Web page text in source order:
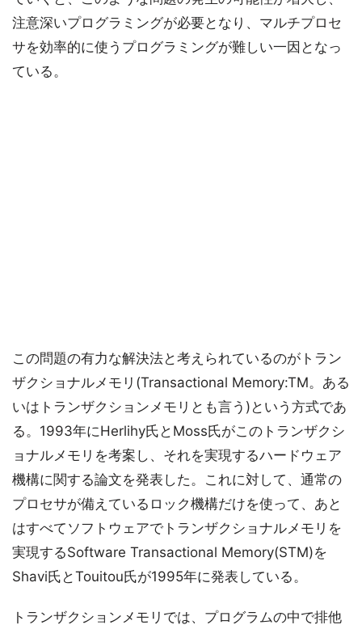
注意深いプログラミングが必要となり、マルチプロセ
サを効率的に使うプログラミングが難しい一因となっ
ている。
この問題の有力な解決法と考えられているのがトラン
ザクショナルメモリ(Transactional Memory:TM。ある
いはトランザクションメモリとも言う)という方式であ
る。1993年にHerlihy氏とMoss氏がこのトランザクシ
ョナルメモリを考案し、それを実現するハードウェア
機構に関する論文を発表した。これに対して、通常の
プロセサが備えているロック機構だけを使って、あと
はすべてソフトウェアでトランザクショナルメモリを
実現するSoftware Transactional Memory(STM)を
Shavi氏とTouitou氏が1995年に発表している。
トランザクションメモリでは、プログラムの中で排他